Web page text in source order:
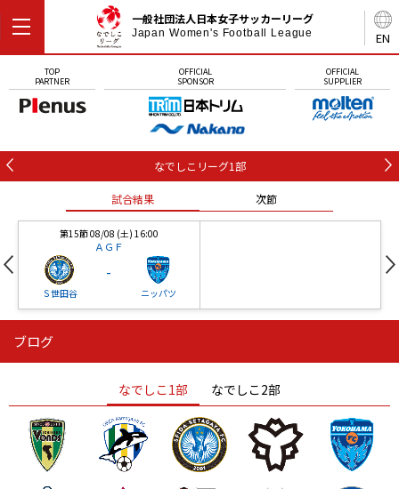
EN
一般社団法人日本女子サッカーリーグ
Japan Women's Football League
TOP
PARTNER
OFFICIAL
SPONSOR
OFFICIAL
SUPPLIER
なでしこリーグ1部
試合結果 次節
第15節 08/08 (土) 16:00
ＡＧＦ
Ｓ世田谷
-
ニッパツ
ニッパツ
ニッパツ 名古屋
石人の星
静岡 愛媛Ｌ
ブログ
なでしこ1部 なでしこ2部